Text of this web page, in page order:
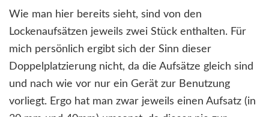
Wie man hier bereits sieht, sind von den
Lockenaufsätzen jeweils zwei Stück enthalten. Für
mich persönlich ergibt sich der Sinn dieser
Doppelplatzierung nicht, da die Aufsätze gleich sind
und nach wie vor nur ein Gerät zur Benutzung
vorliegt. Ergo hat man zwar jeweils einen Aufsatz (in